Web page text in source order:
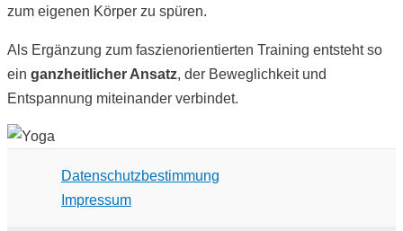
zum eigenen Körper zu spüren.
Als Ergänzung zum faszienorientierten Training entsteht so
ein ganzheitlicher Ansatz, der Beweglichkeit und
Entspannung miteinander verbindet.
Datenschutzbestimmung
Impressum